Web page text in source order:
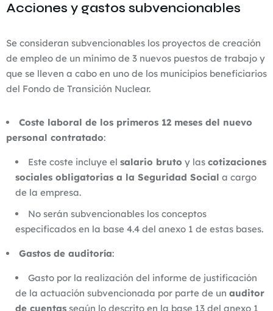
Acciones y gastos subvencionables
Se consideran subvencionables los proyectos de creación
de empleo de un mínimo de 3 nuevos puestos de trabajo y
que se lleven a cabo en uno de los municipios beneficiarios
del Fondo de Transición Nuclear.
Coste laboral de los primeros 12 meses del nuevo
personal contratado:
Este coste incluye el salario bruto y las cotizaciones
sociales obligatorias a la Seguridad Social a cargo
de la empresa.
No serán subvencionables los conceptos
especificados en la base 4.4 del anexo 1 de estas bases.
Gastos de auditoría:
Gasto por la realización del informe de justificación
de la actuación subvencionada por parte de un auditor
de cuentas según lo descrito en la base 13 del anexo 1